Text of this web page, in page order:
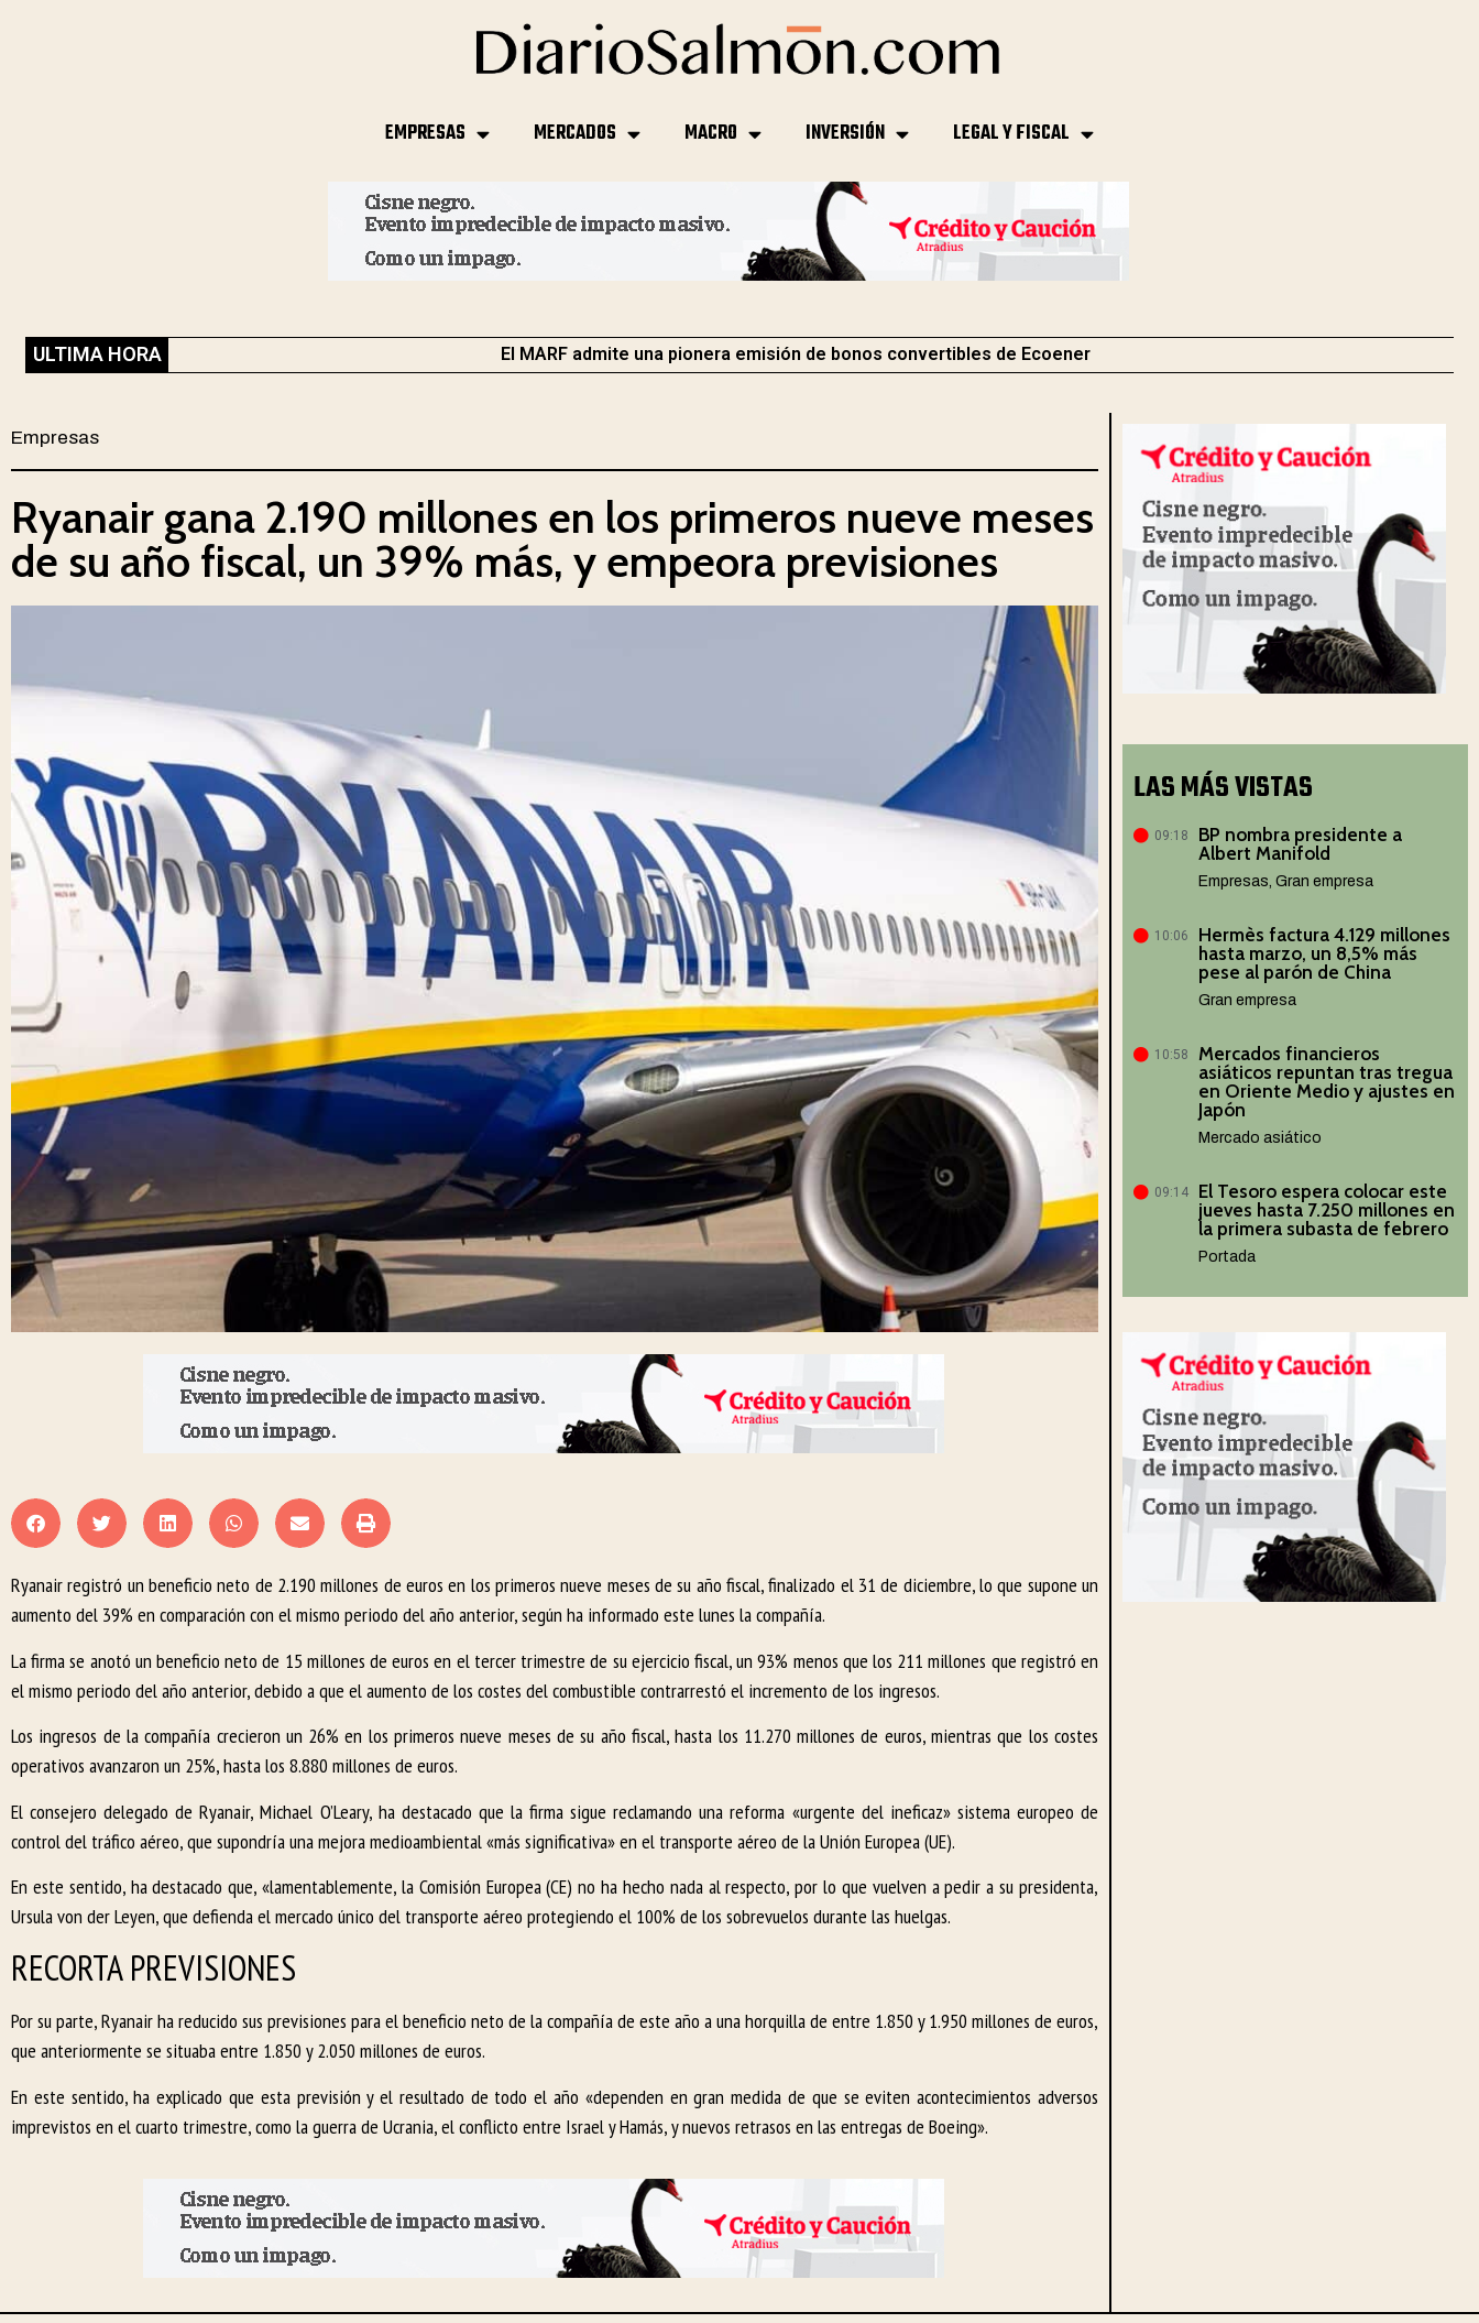
EMPRESAS MERCADOS MACRO INVERSIÓN LEGAL Y FISCAL
ULTIMA HORA El MARF admite una pionera emisión de bonos convertibles de Ecoener
Empresas
Ryanair gana 2.190 millones en los primeros nueve meses
de su año fiscal, un 39% más, y empeora previsiones
Ryanair registró un beneficio neto de 2.190 millones de euros en los primeros nueve meses de su año fiscal, finalizado el 31 de diciembre, lo que supone un
aumento del 39% en comparación con el mismo periodo del año anterior, según ha informado este lunes la compañía.
La firma se anotó un beneficio neto de 15 millones de euros en el tercer trimestre de su ejercicio fiscal, un 93% menos que los 211 millones que registró en
el mismo periodo del año anterior, debido a que el aumento de los costes del combustible contrarrestó el incremento de los ingresos.
Los ingresos de la compañía crecieron un 26% en los primeros nueve meses de su año fiscal, hasta los 11.270 millones de euros, mientras que los costes
operativos avanzaron un 25%, hasta los 8.880 millones de euros.
El consejero delegado de Ryanair, Michael O’Leary, ha destacado que la firma sigue reclamando una reforma «urgente del ineficaz» sistema europeo de
control del tráfico aéreo, que supondría una mejora medioambiental «más significativa» en el transporte aéreo de la Unión Europea (UE).
En este sentido, ha destacado que, «lamentablemente, la Comisión Europea (CE) no ha hecho nada al respecto, por lo que vuelven a pedir a su presidenta,
Ursula von der Leyen, que defienda el mercado único del transporte aéreo protegiendo el 100% de los sobrevuelos durante las huelgas.
RECORTA PREVISIONES
Por su parte, Ryanair ha reducido sus previsiones para el beneficio neto de la compañía de este año a una horquilla de entre 1.850 y 1.950 millones de euros,
que anteriormente se situaba entre 1.850 y 2.050 millones de euros.
En este sentido, ha explicado que esta previsión y el resultado de todo el año «dependen en gran medida de que se eviten acontecimientos adversos
imprevistos en el cuarto trimestre, como la guerra de Ucrania, el conflicto entre Israel y Hamás, y nuevos retrasos en las entregas de Boeing».
LAS MÁS VISTAS
09:18
BP nombra presidente a
Albert Manifold
Empresas,Gran empresa
10:06
Hermès factura 4.129 millones
hasta marzo, un 8,5% más
pese al parón de China
Gran empresa
10:58
Mercados financieros
asiáticos repuntan tras tregua
en Oriente Medio y ajustes en
Japón
Mercado asiático
09:14
El Tesoro espera colocar este
jueves hasta 7.250 millones en
la primera subasta de febrero
Portada